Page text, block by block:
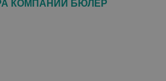
КОМПАНИИ БЮЛЕР